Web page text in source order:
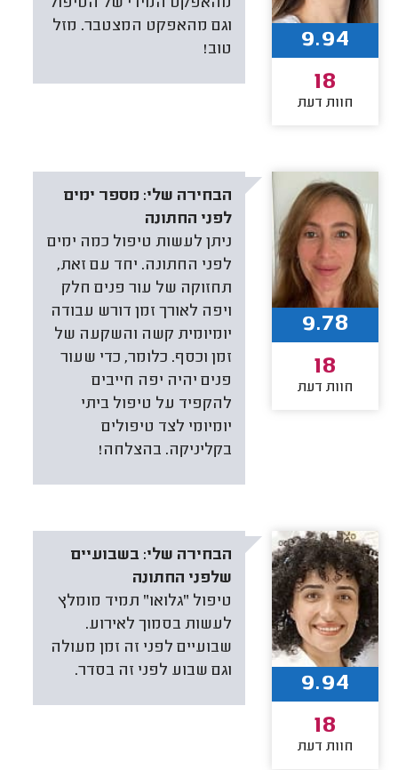
מהאפקט המידי של הטיפול
וגם מהאפקט המצטבר. מזל
טוב!
9.94
18
חוות דעת
הבחירה שלי: מספר ימים
לפני החתונה
ניתן לעשות טיפול כמה ימים
לפני החתונה. יחד עם זאת,
תחזוקה של עור פנים חלק
ויפה לאורך זמן דורש עבודה
יומיומית קשה והשקעה של
זמן וכסף. כלומר, כדי שעור
פנים יהיה יפה חייבים
להקפיד על טיפול ביתי
יומיומי לצד טיפולים
בקליניקה. בהצלחה!
9.78
18
חוות דעת
הבחירה שלי: בשבועיים
שלפני החתונה
טיפול "גלואו" תמיד מומלץ
לעשות בסמוך לאירוע.
שבועיים לפני זה זמן מעולה
וגם שבוע לפני זה בסדר.
9.94
18
חוות דעת